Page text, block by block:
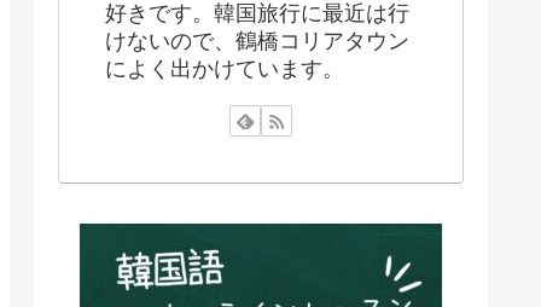
好きです。韓国旅行に最近は行
けないので、鶴橋コリアタウン
によく出かけています。